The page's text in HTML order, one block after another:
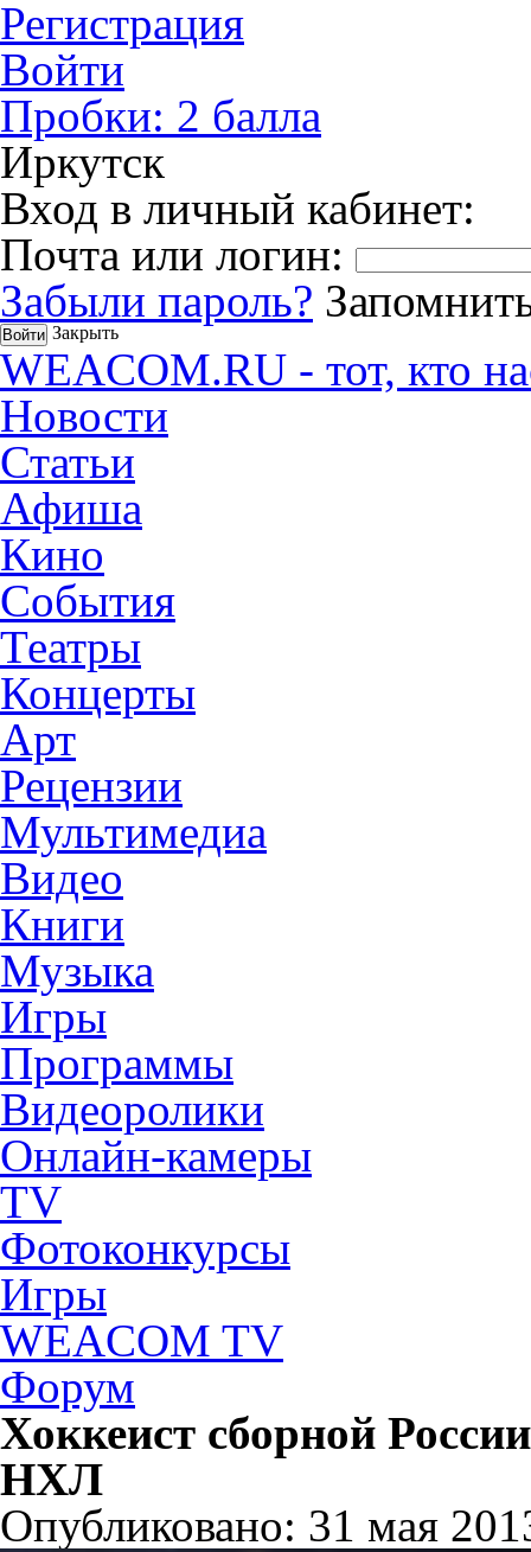
Регистрация
Войти
Пробки: 2 балла
Иркутск
Вход в личный кабинет:
Почта или логин:
Забыли пароль?
Закрыть
WEACOM.RU - тот, кто
Новости
Статьи
Афиша
Кино
События
Театры
Концерты
Арт
Рецензии
Мультимедиа
Видео
Книги
Музыка
Игры
Программы
Видеоролики
Онлайн-камеры
TV
Фотоконкурсы
Игры
WEACOM TV
Форум
Хоккеист сборной
НХЛ
Опубликовано: 31 мая